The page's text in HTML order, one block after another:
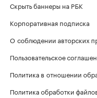
Скрыть баннеры на РБК
Корпоративная подписка
О соблюдении авторских
Пользовательское
Политика в отношении
Политика обработки